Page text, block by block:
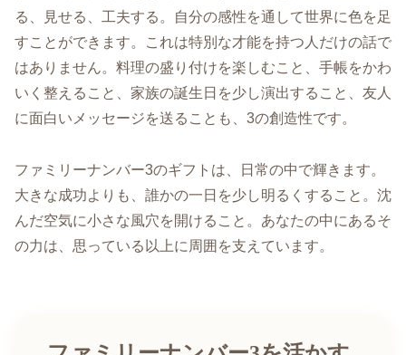
る、見せる、工夫する。自分の感性を通して世界に色を足
すことができます。これは特別な才能を持つ人だけの話で
はありません。料理の盛り付けを楽しむこと、手帳をかわ
いく整えること、家族の誕生日を少し演出すること、友人
に面白いメッセージを送ることも、3の創造性です。
ファミリーナンバー3のギフトは、日常の中で輝きます。
大きな成功よりも、誰かの一日を少し明るくすること。沈
んだ空気に小さな風穴を開けること。あなたの中にあるそ
の力は、思っている以上に周囲を支えています。